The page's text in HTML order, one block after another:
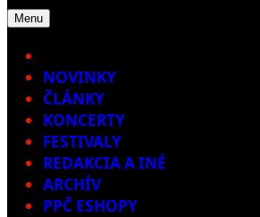
Menu
NOVINKY
ČLÁNKY
KONCERTY
FESTIVALY
REDAKCIA A INÉ
ARCHÍV
PPČ ESHOPY